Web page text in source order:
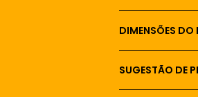
DIMENSÕES DO
SUGESTÃO DE